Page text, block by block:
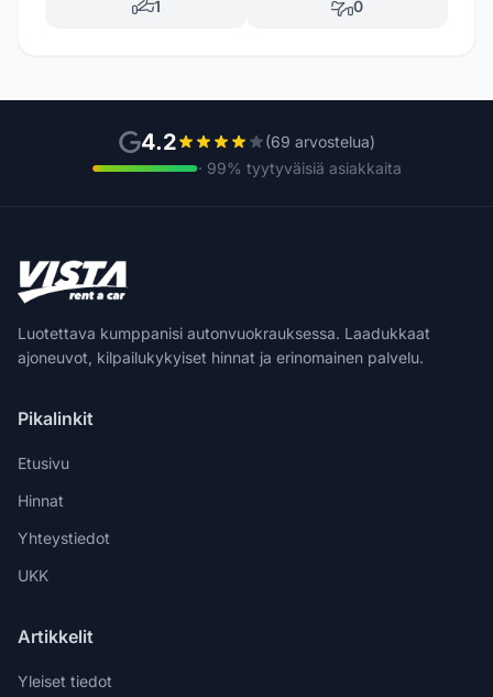
1 0
4.2
(69 arvostelua)
· 99% tyytyväisiä asiakkaita
Luotettava kumppanisi autonvuokrauksessa. Laadukkaat
ajoneuvot, kilpailukykyiset hinnat ja erinomainen palvelu.
Pikalinkit
Etusivu
Hinnat
Yhteystiedot
UKK
Artikkelit
Yleiset tiedot